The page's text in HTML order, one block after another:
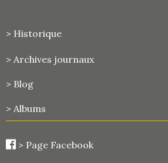
> Historique
> Archives journaux
> Blog
> Albums
> Page Facebook